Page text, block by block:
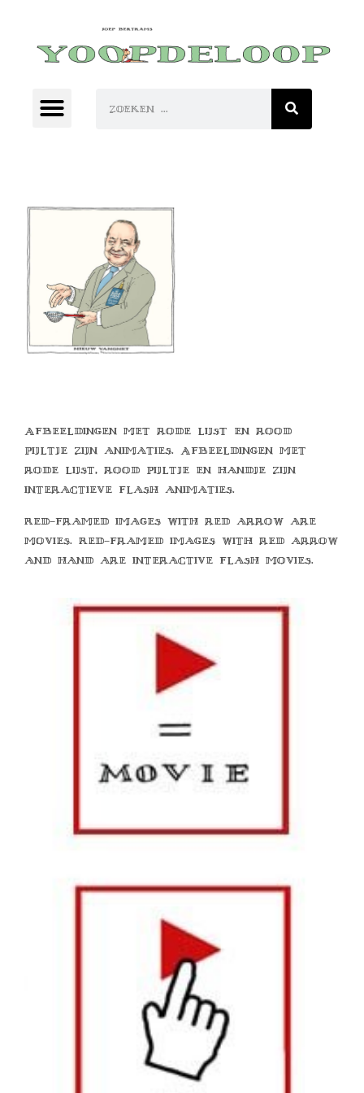
Afbeeldingen met rode lijst en rood
pijltje zijn animaties. Afbeeldingen met
rode lijst, rood pijltje en handje zijn
interactieve flash animaties.
Red-framed images with red arrow are
movies. Red-framed images with red arrow
and hand are interactive flash movies.